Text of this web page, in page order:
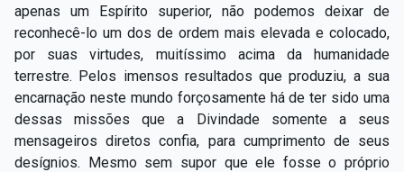
apenas um Espírito superior, não podemos deixar de
reconhecê-lo um dos de ordem mais elevada e colocado,
por suas virtudes, muitíssimo acima da humanidade
terrestre. Pelos imensos resultados que produziu, a sua
encarnação neste mundo forçosamente há de ter sido uma
dessas missões que a Divindade somente a seus
mensageiros diretos confia, para cumprimento de seus
desígnios. Mesmo sem supor que ele fosse o próprio